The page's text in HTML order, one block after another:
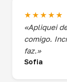
★★★★★
«Apliquei
comigo.
faz.»
Sofia